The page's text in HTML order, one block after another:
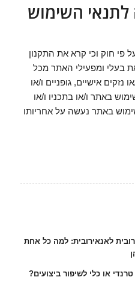
השימוש
פי חוק וכי קרא את התקנון
בעלי ומפעילי האתר מכל
נזקים אישיים, גופניים ו/או
באתר ו/או בתכניו ו/או
באתר נעשה על אחריותו
לאנאירובית: למה כל אחת
או כלי לשיפור ביצועים?